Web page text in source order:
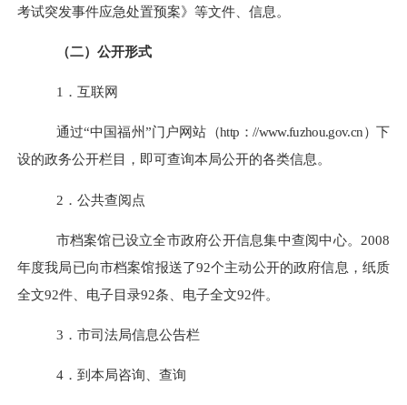
考试突发事件应急处置预案》等文件、信息。
（二）公开形式
1．互联网
通过“中国福州”门户网站 （http ：//www.fuzhou.gov.cn）下
设的政务公开栏目，即可查询本局公开的各类信息。
2．公共查阅点
市档案馆已设立全市政府公开信息集中查阅中心。2008
年度我局已向市档案馆报送了92个主动公开的政府信息，纸质
全文92件、电子目录92条、电子全文92件。
3．市司法局信息公告栏
4．到本局咨询、查询